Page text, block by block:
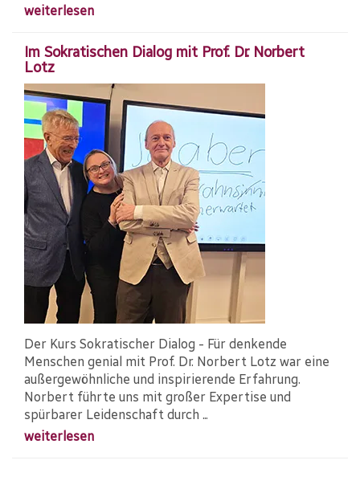
weiterlesen
Im Sokratischen Dialog mit Prof. Dr. Norbert
Lotz
Der Kurs Sokratischer Dialog - Für denkende
Menschen genial mit Prof. Dr. Norbert Lotz war eine
außergewöhnliche und inspirierende Erfahrung.
Norbert führte uns mit großer Expertise und
spürbarer Leidenschaft durch ...
weiterlesen